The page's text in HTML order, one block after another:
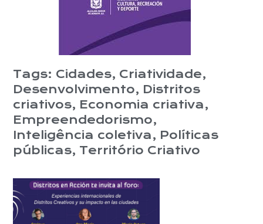
Tags: Cidades, Criatividade,
Desenvolvimento, Distritos
criativos, Economia criativa,
Empreendedorismo,
Inteligência coletiva, Políticas
públicas, Território Criativo